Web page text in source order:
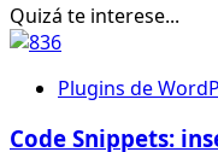
Quizá te interese...
Plugins de
Code Snippets: